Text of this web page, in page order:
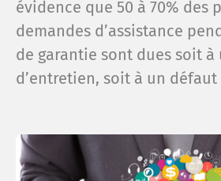
évidence que 50 à 70% des
demandes d’assistance
de garantie sont dues soit à
d’entretien, soit à un